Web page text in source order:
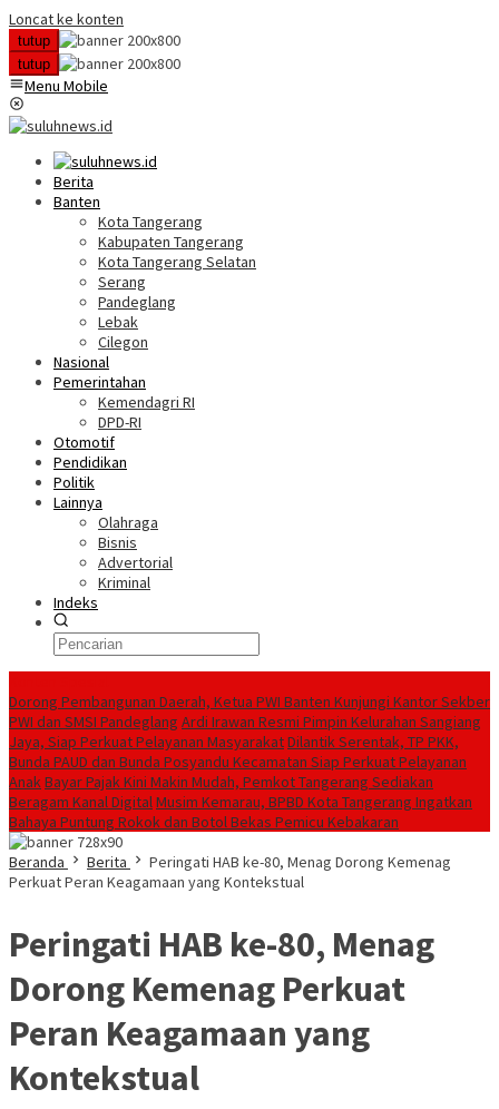
Loncat ke konten
tutup
tutup
Menu Mobile
Berita
Banten
Kota Tangerang
Kabupaten Tangerang
Kota Tangerang Selatan
Serang
Pandeglang
Lebak
Cilegon
Nasional
Pemerintahan
Kemendagri RI
DPD-RI
Otomotif
Pendidikan
Politik
Lainnya
Olahraga
Bisnis
Advertorial
Kriminal
Indeks
Dorong Pembangunan Daerah, Ketua PWI Banten Kunjungi Kantor Sekber
PWI dan SMSI Pandeglang Ardi Irawan Resmi Pimpin Kelurahan Sangiang
Jaya, Siap Perkuat Pelayanan MasyarakatDilantik Serentak, TP PKK,
Bunda PAUD dan Bunda Posyandu Kecamatan Siap Perkuat Pelayanan
AnakBayar Pajak Kini Makin Mudah, Pemkot Tangerang Sediakan
Beragam Kanal DigitalMusim Kemarau, BPBD Kota Tangerang Ingatkan
Bahaya Puntung Rokok dan Botol Bekas Pemicu Kebakaran
Beranda
Berita
Peringati HAB ke-80, Menag Dorong Kemenag
Perkuat Peran Keagamaan yang Kontekstual
Peringati HAB ke-80, Menag
Dorong Kemenag Perkuat
Peran Keagamaan yang
Kontekstual